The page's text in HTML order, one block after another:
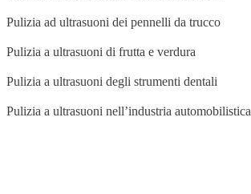
Pulizia ad ultrasuoni dei pennelli da trucco
Pulizia a ultrasuoni di frutta e verdura
Pulizia a ultrasuoni degli strumenti dentali
Pulizia a ultrasuoni nell’industria automobilistica